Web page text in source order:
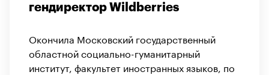
гендиректор Wildberries
Окончила Московский государственный
областной социально-гуманитарный
институт, факультет иностранных языков, по